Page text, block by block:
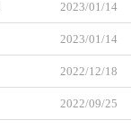
2023/01/14
2023/01/14
2022/12/18
2022/09/25